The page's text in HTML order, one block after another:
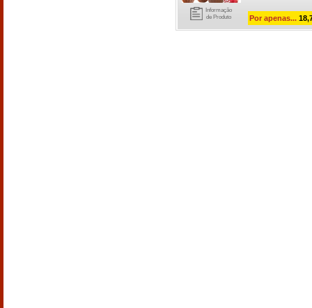
Informação
de Produto
Por apenas...